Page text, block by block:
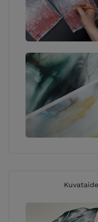
nyt-
TOIMITUSMAKSU:
kassalla ELLEI
toimitusmaksu
toimituksessa
noudettavaa POSTI-
tuote voidaan
postilaatikkoon.
maksutta,
pikimmiten jopa
kahden
valmistettavasta
saada tilauksesi